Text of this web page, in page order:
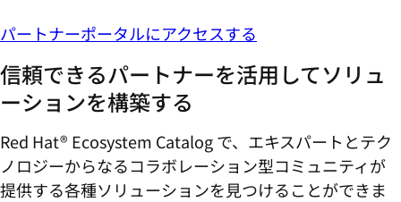
パートナーポータルにアクセスする
信頼できるパートナーを活用してソリュ
ーションを構築する
Red Hat® Ecosystem Catalog で、エキスパートとテク
ノロジーからなるコラボレーション型コミ​ュニティが
提供する各種ソリューションを見つけることができま